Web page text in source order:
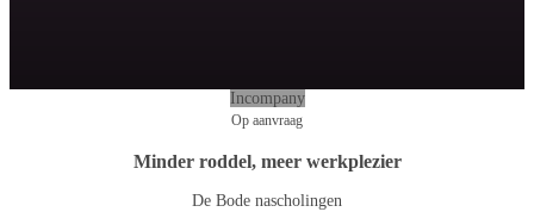
Incompany
Op aanvraag
Minder roddel, meer werkplezier
De Bode nascholingen